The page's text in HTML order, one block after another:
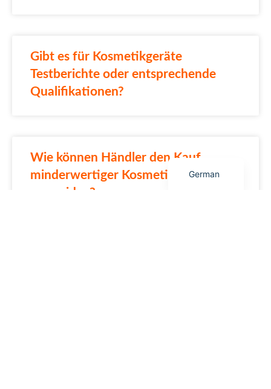
Gibt es für Kosmetikgeräte
Testberichte oder entsprechende
Qualifikationen?
Wie können Händler den Kauf
minderwertiger Kosmetikgeräte
vermeiden?
German
English
Portuguese